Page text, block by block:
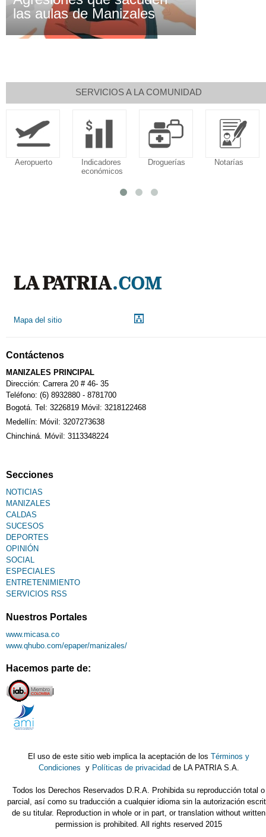
las aulas de Manizales
SERVICIOS A LA COMUNIDAD
Aeropuerto
Indicadores
económicos
Droguerías Notarías
Mapa del sitio
Contáctenos
MANIZALES PRINCIPAL
Dirección: Carrera 20 # 46- 35
Teléfono: (6) 8932880 - 8781700
Bogotá. Tel: 3226819 Móvil: 3218122468
Medellín: Móvil: 3207273638
Chinchiná. Móvil: 3113348224
Secciones
NOTICIAS
MANIZALES
CALDAS
SUCESOS
DEPORTES
OPINIÓN
SOCIAL
ESPECIALES
ENTRETENIMIENTO
SERVICIOS RSS
Nuestros Portales
www.micasa.co
www.qhubo.com/epaper/manizales/
Hacemos parte de:
El uso de este sitio web implica la aceptación de losTérminos y
Condiciones y Políticas de privacidad de LA PATRIA S.A.
Todos los Derechos Reservados D.R.A. Prohibida su reproducción total o
parcial, así como su traducción a cualquier idioma sin la autorización
de su titular. Reproduction in whole or in part, or translation without written
permission is prohibited. All rights reserved 2015